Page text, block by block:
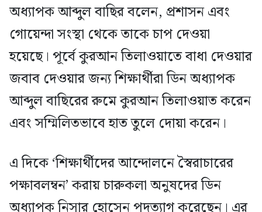
অধ্যাপক আব্দুল বাছির বলেন, প্রশাসন এবং
গোয়েন্দা সংস্থা থেকে তাকে চাপ দেওয়া
হয়েছে। পূর্বে কুরআন তিলাওয়াতে বাধা দেওয়ার
জবাব দেওয়ার জন্য শিক্ষার্থীরা ডিন অধ্যাপক
আব্দুল বাছিরের রুমে কুরআন তিলাওয়াত করেন
এবং সম্মিলিতভাবে হাত তুলে দোয়া করেন।
এ দিকে ‘শিক্ষার্থীদের আন্দোলনে স্বৈরাচারের
পক্ষাবলম্বন’ করায় চারুকলা অনুষদের ডিন